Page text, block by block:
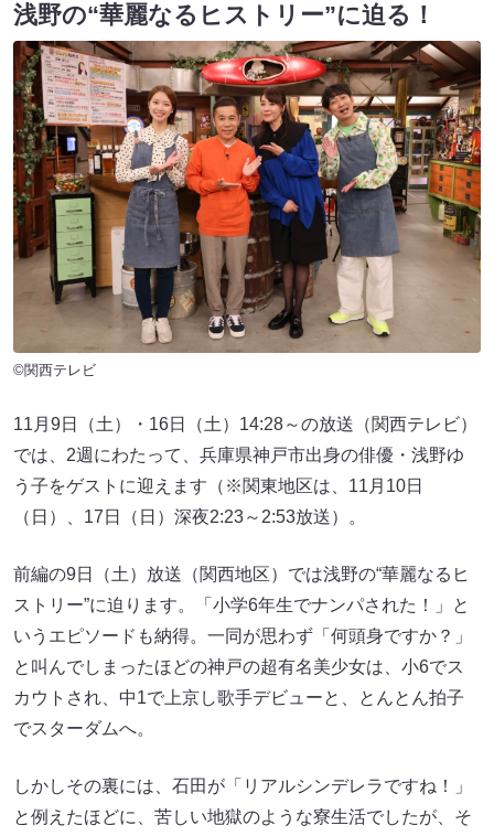
浅野の“華麗なるヒストリー”に迫る！
©関西テレビ
11月9日（土）・16日（土）14:28～の放送（関西テレビ）
では、2週にわたって、兵庫県神戸市出身の俳優・浅野ゆ
う子をゲストに迎えます（※関東地区は、11月10日
（日）、17日（日）深夜2:23～2:53放送）。
前編の9日（土）放送（関西地区）では浅野の“華麗なるヒ
ストリー”に迫ります。「小学6年生でナンパされた！」と
いうエピソードも納得。一同が思わず「何頭身ですか？」
と叫んでしまったほどの神戸の超有名美少女は、小6でス
カウトされ、中1で上京し歌手デビューと、とんとん拍子
でスターダムへ。
しかしその裏には、石田が「リアルシンデレラですね！」
と例えたほどに、苦しい地獄のような寮生活でしたが、そ